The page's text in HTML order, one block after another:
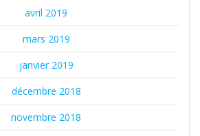
avril 2019
mars 2019
janvier 2019
décembre 2018
novembre 2018